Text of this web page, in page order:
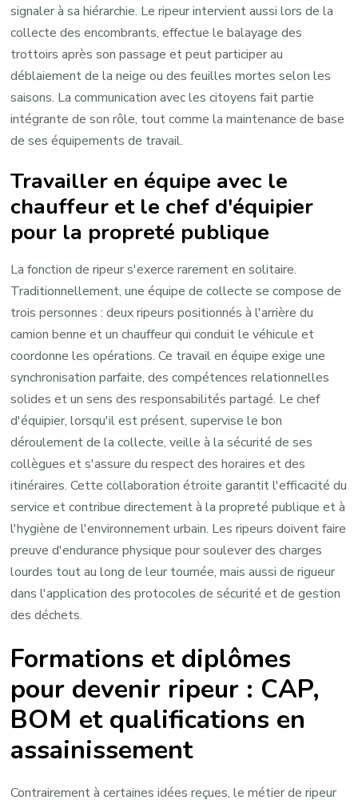
signaler à sa hiérarchie. Le ripeur intervient aussi lors de la
collecte des encombrants, effectue le balayage des
trottoirs après son passage et peut participer au
déblaiement de la neige ou des feuilles mortes selon les
saisons. La communication avec les citoyens fait partie
intégrante de son rôle, tout comme la maintenance de base
de ses équipements de travail.
Travailler en équipe avec le
chauffeur et le chef d'équipier
pour la propreté publique
La fonction de ripeur s'exerce rarement en solitaire.
Traditionnellement, une équipe de collecte se compose de
trois personnes : deux ripeurs positionnés à l'arrière du
camion benne et un chauffeur qui conduit le véhicule et
coordonne les opérations. Ce travail en équipe exige une
synchronisation parfaite, des compétences relationnelles
solides et un sens des responsabilités partagé. Le chef
d'équipier, lorsqu'il est présent, supervise le bon
déroulement de la collecte, veille à la sécurité de ses
collègues et s'assure du respect des horaires et des
itinéraires. Cette collaboration étroite garantit l'efficacité du
service et contribue directement à la propreté publique et à
l'hygiène de l'environnement urbain. Les ripeurs doivent faire
preuve d'endurance physique pour soulever des charges
lourdes tout au long de leur tournée, mais aussi de rigueur
dans l'application des protocoles de sécurité et de gestion
des déchets.
Formations et diplômes
pour devenir ripeur : CAP,
BOM et qualifications en
assainissement
Contrairement à certaines idées reçues, le métier de ripeur